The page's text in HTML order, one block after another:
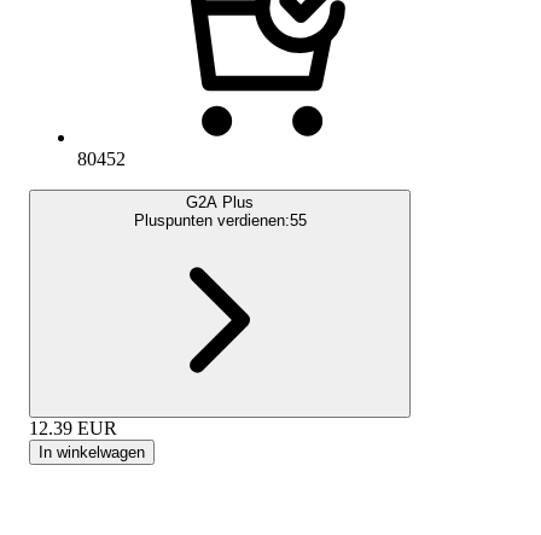
80452
G2A Plus
Pluspunten verdienen:55
12.39 EUR
In winkelwagen